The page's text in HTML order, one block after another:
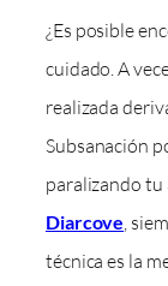
¿Es posible
cuidado. A
realizada
Subsanación
paralizando tu
Diarcove,
técnica es la